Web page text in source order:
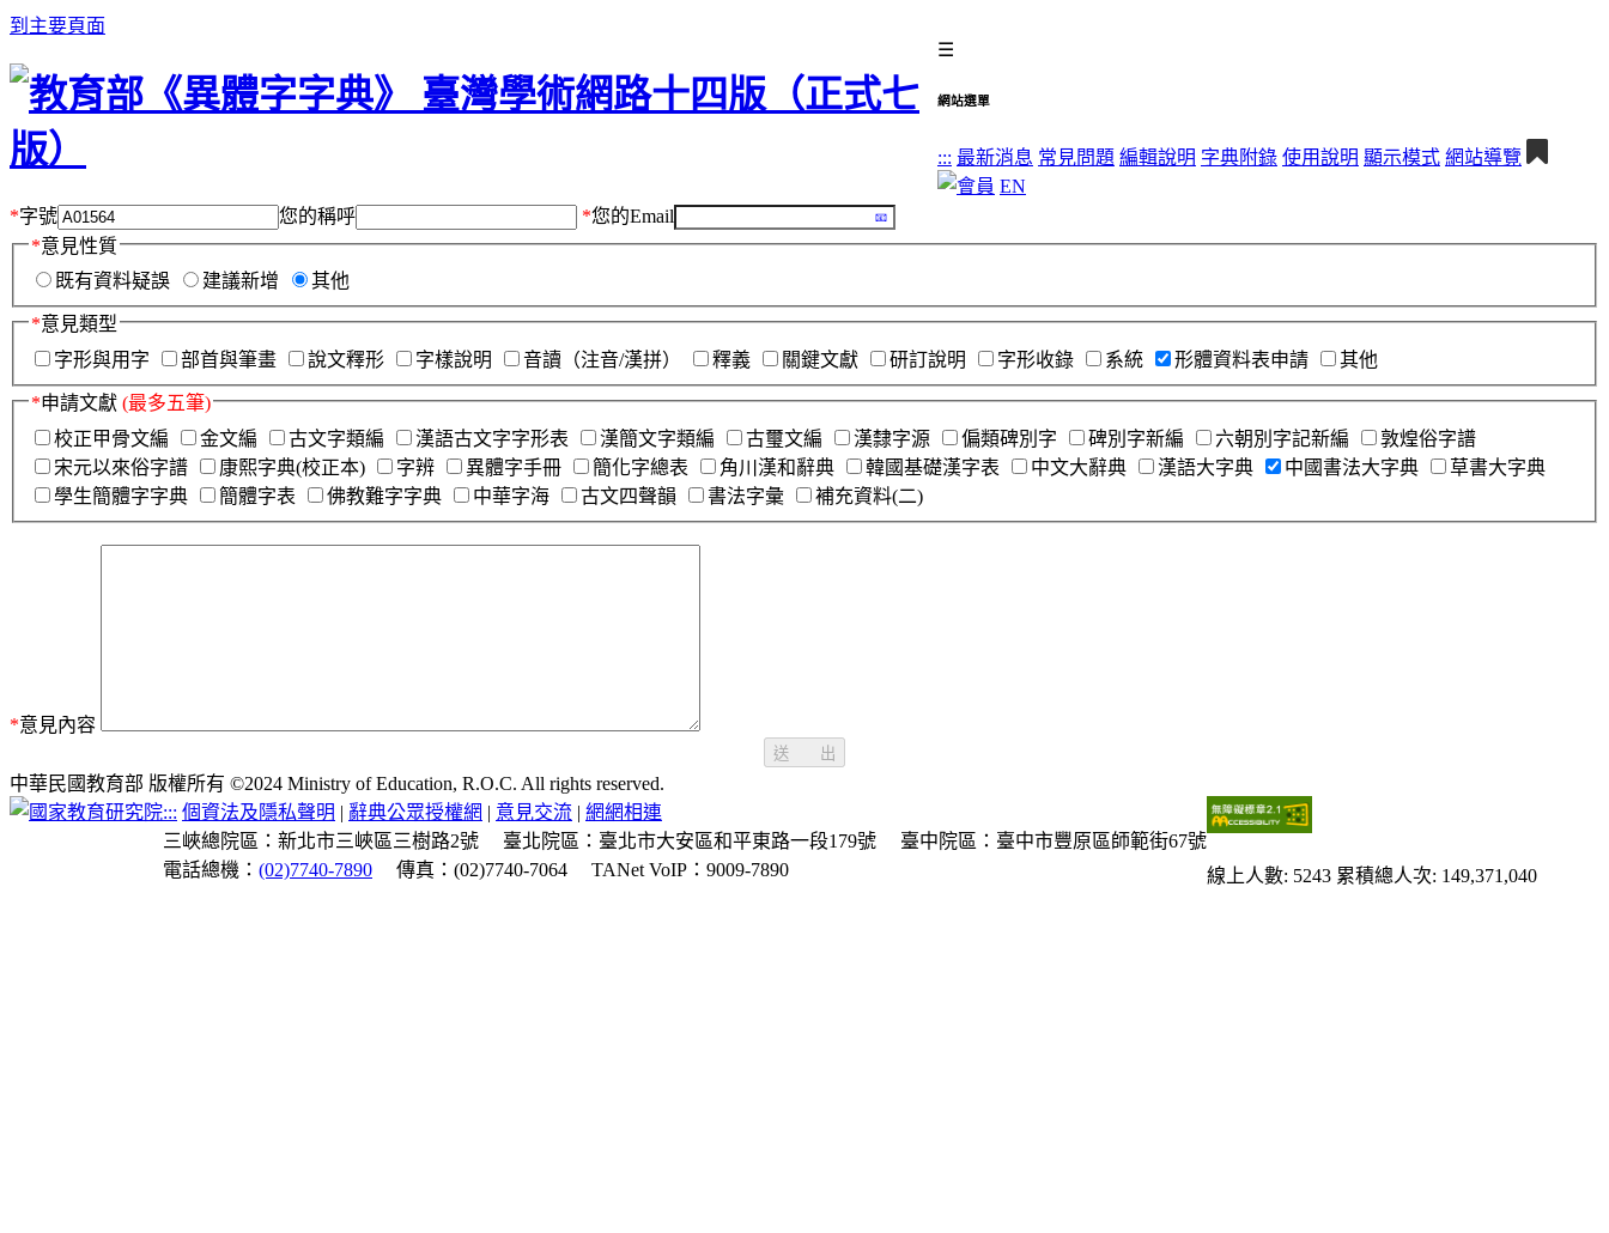
到主要頁面
☰
網站選單
::: 最新消息 常見問題 編輯說明 字典附錄 使用說明 顯示模式 網站導覽
EN
*字號 您的稱呼 *您的Email
*意見性質
既有資料疑誤
建議新增 其他
*意見類型
字形與用字
部首與筆畫 說文釋形 字樣說明 音讀（注音/漢拼） 釋義 關鍵文獻 研訂說明 字形收錄 系統 形體資料表申請 其他
*申請文獻 (最多五筆)
校正甲骨文編
金文編 古文字類編 漢語古文字字形表 漢簡文字類編 古璽文編 漢隸字源 偏類碑別字 碑別字新編 六朝別字記新編
敦煌俗字譜
宋元以來俗字譜
康熙字典(校正本) 字辨 異體字手冊 簡化字總表 角川漢和辭典 韓國基礎漢字表 中文大辭典 漢語大字典 中國書法大字典
草書大字典
學生簡體字字典
簡體字表 佛教難字字典 中華字海 古文四聲韻 書法字彙 補充資料(二)
*意見內容
送 出
中華民國教育部 版權所有 ©2024 Ministry of Education, R.O.C. All rights reserved.
::: 個資法及隱私聲明 | 辭典公眾授權網 | 意見交流 | 網網相連
三峽總院區：新北市三峽區三樹路2號
臺北院區：臺北市大安區和平東路一段179號
臺中院區：臺中市豐原區師範街67號
電話總機： (02)7740-7890 傳真：(02)7740-7064 TANet VoIP：9009-7890 線上人數: 5243 累積總人次: 149,371,040